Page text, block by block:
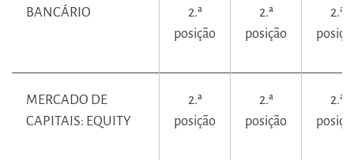
BANCÁRIO
2.ª
posição
2.ª
posição
2.ª
MERCADO DE
CAPITAIS: EQUITY
2.ª
posição
2.ª
posição
2.ª